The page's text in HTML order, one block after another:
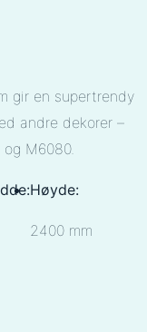
gir en supertrendy
andre dekorer –
M6080.
Høyde:
2400 mm